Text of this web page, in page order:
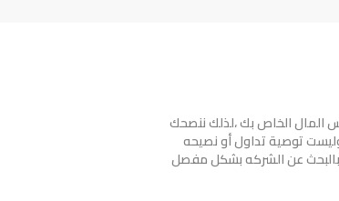
المال الخاص بك ،لذلك ننصحك
توصية تداول أو نصيحه
عن الشركه بشكل مفصل